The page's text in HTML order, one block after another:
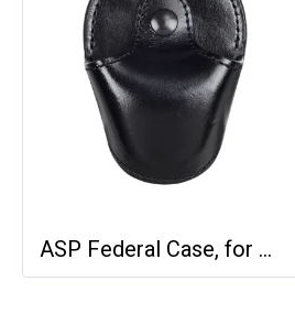
ASP Federal Case, for Chain/Hinge Cuffs